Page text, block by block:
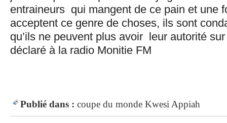
entraineurs qui mangent de ce pain et une
acceptent ce genre de choses, ils sont
qu’ils ne peuvent plus avoir leur autorité
déclaré à la radio Monitie FM
Publié dans : coupe du monde Kwesi Appiah